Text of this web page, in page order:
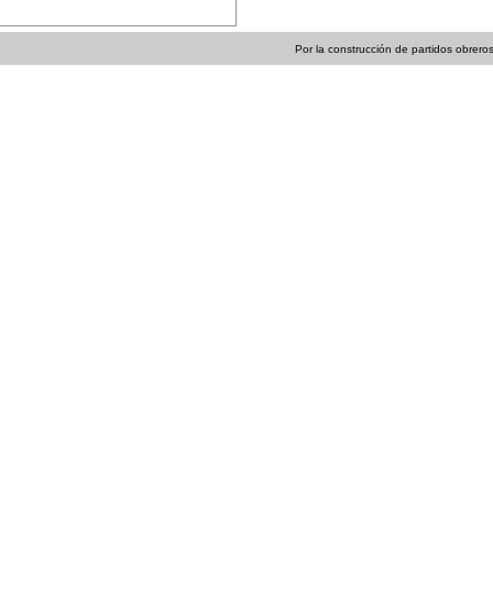
Por la construcción de partidos